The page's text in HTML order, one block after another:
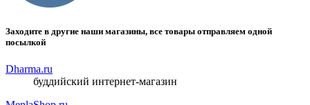
Заходите в другие наши магазины, все товары отправляем одной
посылкой
Dharma.ru
буддийский интернет-магазин